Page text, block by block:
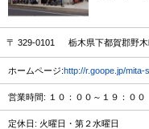
〒 329-0101 栃木県下都賀郡野木
ホームページ:http://r.goope.jp/mita-
営業時間: １０：００～１９：００
定休日: 火曜日・第２水曜日